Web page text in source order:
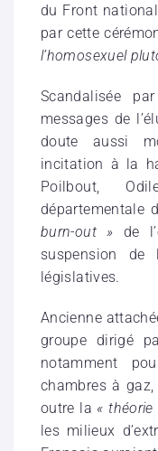
du Front
par cette
l’homosexuel
Scandalisée
messages de
doute aussi
incitation à la
Poilbout,
départementale
burn-out » de
suspension de
législatives.
Ancienne
groupe dirigé
notamment
chambres à
outre la «
les milieux